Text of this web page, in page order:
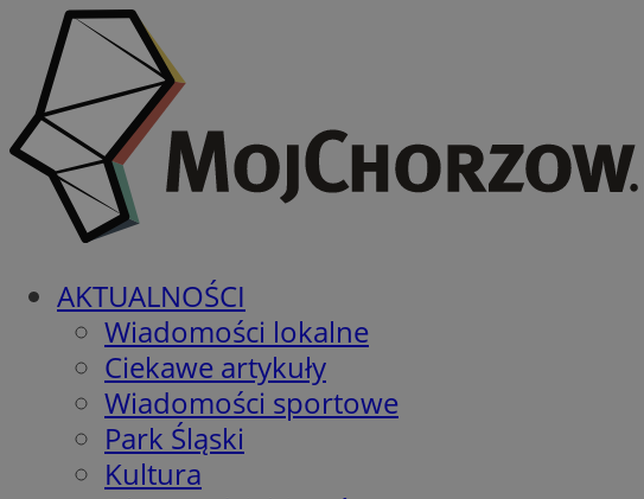
AKTUALNOŚCI
Wiadomości lokalne
Ciekawe artykuły
Wiadomości sportowe
Park Śląski
Kultura